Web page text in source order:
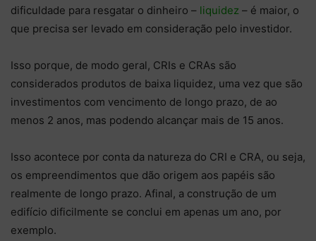
dificuldade para resgatar o dinheiro – liquidez – é maior, o
que precisa ser levado em consideração pelo investidor.
Isso porque, de modo geral, CRIs e CRAs são
considerados produtos de baixa liquidez, uma vez que são
investimentos com vencimento de longo prazo, de ao
menos 2 anos, mas podendo alcançar mais de 15 anos.
Isso acontece por conta da natureza do CRI e CRA, ou seja,
os empreendimentos que dão origem aos papéis são
realmente de longo prazo. Afinal, a construção de um
edifício dificilmente se conclui em apenas um ano, por
exemplo.